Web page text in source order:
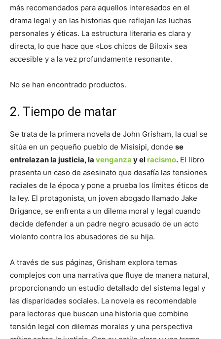
más recomendados para aquellos interesados en el
drama legal y en las historias que reflejan las luchas
personales y éticas. La estructura literaria es clara y
directa, lo que hace que «Los chicos de Biloxi» sea
accesible y a la vez profundamente resonante.
No se han encontrado productos.
2. Tiempo de matar
Se trata de la primera novela de John Grisham, la cual se
sitúa en un pequeño pueblo de Misisipi, donde se
entrelazan la justicia, la venganza y el racismo. El libro
presenta un caso de asesinato que desafía las tensiones
raciales de la época y pone a prueba los límites éticos de
la ley. El protagonista, un joven abogado llamado Jake
Brigance, se enfrenta a un dilema moral y legal cuando
decide defender a un padre negro acusado de un acto
violento contra los abusadores de su hija.
A través de sus páginas, Grisham explora temas
complejos con una narrativa que fluye de manera natural,
proporcionando un estudio detallado del sistema legal y
las disparidades sociales. La novela es recomendable
para lectores que buscan una historia que combine
tensión legal con dilemas morales y una perspectiva